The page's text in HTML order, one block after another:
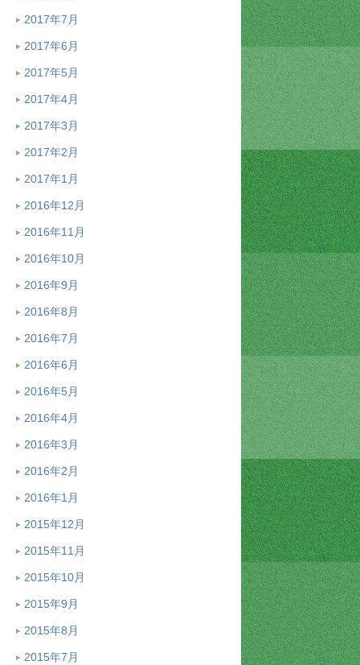
2017年7月
2017年6月
2017年5月
2017年4月
2017年3月
2017年2月
2017年1月
2016年12月
2016年11月
2016年10月
2016年9月
2016年8月
2016年7月
2016年6月
2016年5月
2016年4月
2016年3月
2016年2月
2016年1月
2015年12月
2015年11月
2015年10月
2015年9月
2015年8月
2015年7月